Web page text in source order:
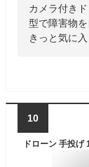
カメラ付き
型で障害物
きっと気に入
10